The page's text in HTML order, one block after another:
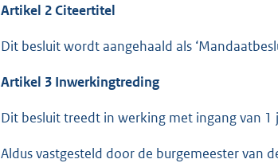
Artikel 2 Citeertitel
Dit besluit wordt aangehaald als
Artikel 3 Inwerkingtreding
Dit besluit treedt in werking met ingang van 1
Aldus vastgesteld door de burgemeester van